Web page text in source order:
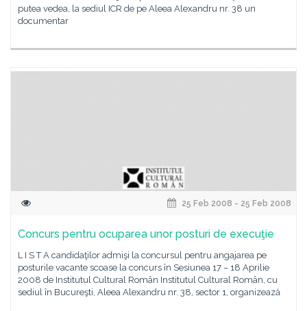
putea vedea, la sediul ICR de pe Aleea Alexandru nr. 38 un
documentar
25 Feb 2008 - 25 Feb 2008
Concurs pentru ocuparea unor posturi de execuţie
L I S T A candidaţilor admişi la concursul pentru angajarea pe
posturile vacante scoase la concurs în Sesiunea 17 – 18 Aprilie
2008 de Institutul Cultural Român Institutul Cultural Român, cu
sediul în Bucureşti, Aleea Alexandru nr. 38, sector 1, organizează